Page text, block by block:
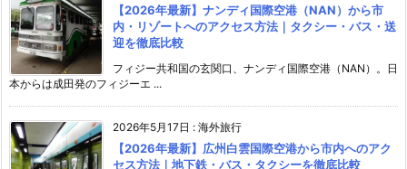
【2026年最新】ナンディ国際空港（NAN）から市
内・リゾートへのアクセス方法｜タクシー・バス・送
迎を徹底比較
フィジー共和国の玄関口、ナンディ国際空港（NAN）。日
本からは成田発のフィジーエ ...
2026年5月17日 : 海外旅行
【2026年最新】広州白雲国際空港から市内へのアク
セス方法｜地下鉄・バス・タクシーを徹底比較